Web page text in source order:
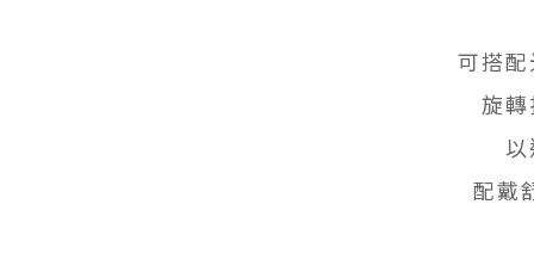
可搭
旋
配戴